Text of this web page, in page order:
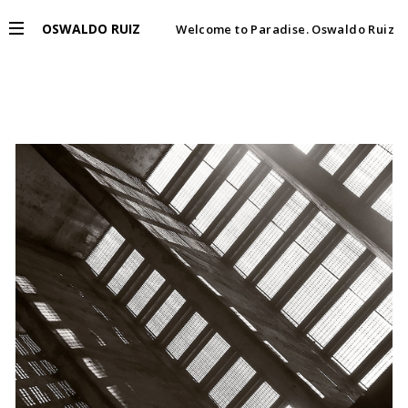
PUBLICACIONES
ENGLISH
OSWALDO RUIZ Welcome to Paradise. Oswaldo Ruiz